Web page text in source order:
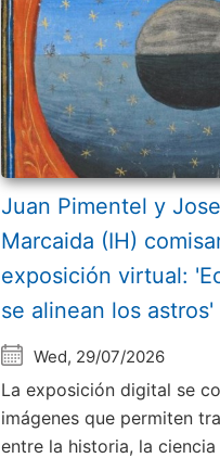
Juan Pimentel y
Marcaida (IH)
exposición virtual:
se alinean los astros'
Wed, 29/07/2026
La exposición digital se
imágenes que permiten
entre la historia, la